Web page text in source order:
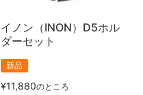
イノン（INON）D5ホル
ダーセット
新品
¥11,880のところ